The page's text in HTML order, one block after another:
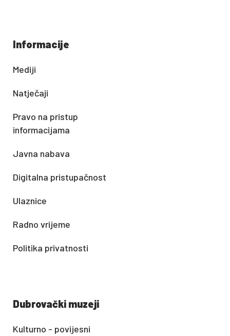
Informacije
Mediji
Natječaji
Pravo na pristup
informacijama
Javna nabava
Digitalna pristupačnost
Ulaznice
Radno vrijeme
Politika privatnosti
Dubrovački muzeji
Kulturno - povijesni